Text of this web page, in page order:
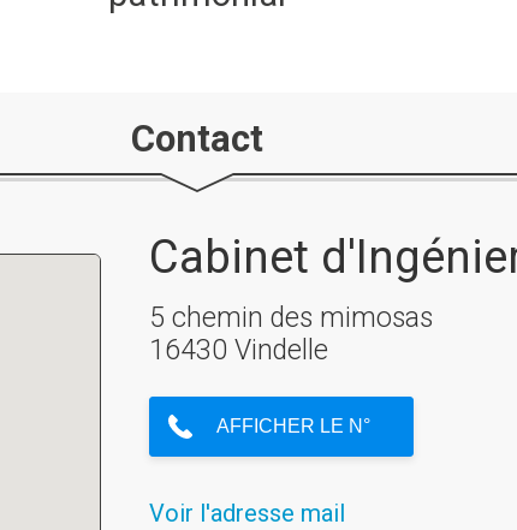
Contact
Cabinet
5 chemin des mimosas
16430 Vindelle
Voir l'adresse mail